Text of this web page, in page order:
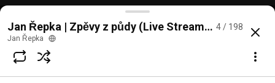
Rob Clamp - Zpěvy z půdy#195
@JanRepkaMusic more
Subscribe
Jan Řepka | Zpěvy z půdy (Live Stream) 2020–26
4 / 198
Jan Řepka